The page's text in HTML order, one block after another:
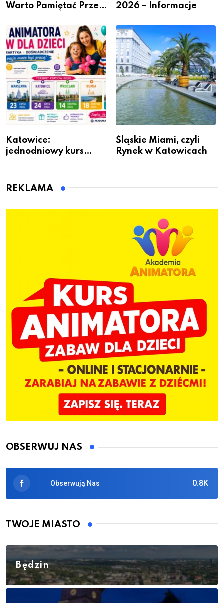
Warto Pamiętać Przed
2026 – Informacje
Katowice:
jednodniowy kurs
dzieci
Śląskie Miami, czyli
Rynek w Katowicach
REKLAMA
OBSERWUJ NAS
0.8K
Obserwują Nas
TWOJE MIASTO
Będzin